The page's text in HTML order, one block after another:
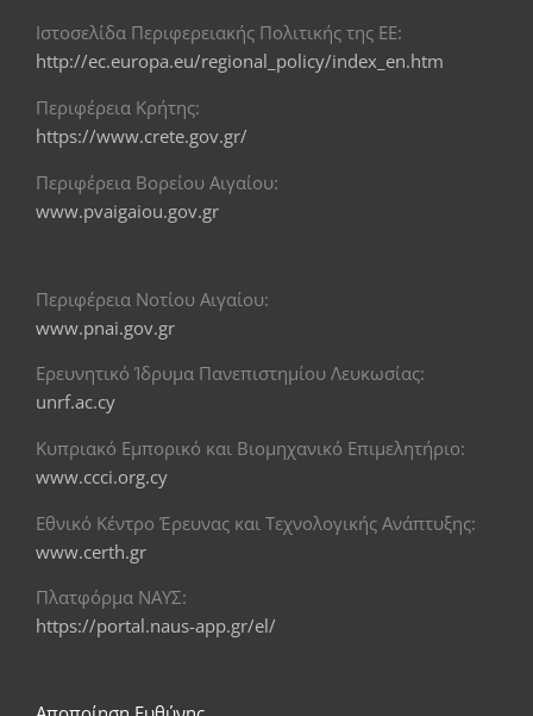
Ιστοσελίδα Περιφερειακής Πολιτικής της ΕΕ:
http://ec.europa.eu/regional_policy/index_en.htm
Περιφέρεια Κρήτης:
https://www.crete.gov.gr/
Περιφέρεια Βορείου Αιγαίου:
www.pvaigaiou.gov.gr
Περιφέρεια Νοτίου Αιγαίου:
www.pnai.gov.gr
Ερευνητικό Ίδρυμα Πανεπιστημίου Λευκωσίας:
unrf.ac.cy
Κυπριακό Εμπορικό και Βιομηχανικό Επιμελητήριο:
www.ccci.org.cy
Εθνικό Κέντρο Έρευνας και Τεχνολογικής Ανάπτυξης:
www.certh.gr
Πλατφόρμα ΝΑΥΣ:
https://portal.naus-app.gr/el/